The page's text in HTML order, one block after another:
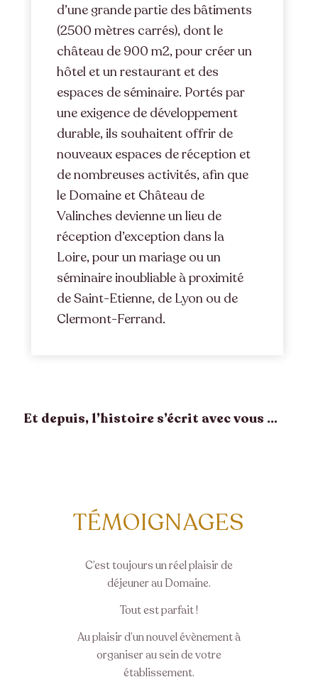
d’une grande partie des bâtiments
(2500 mètres carrés), dont le
château de 900 m2, pour créer un
hôtel et un restaurant et des
espaces de séminaire. Portés par
une exigence de développement
durable, ils souhaitent offrir de
nouveaux espaces de réception et
de nombreuses activités, afin que
le Domaine et Château de
Valinches devienne un lieu de
réception d’exception dans la
Loire, pour un mariage ou un
séminaire inoubliable à proximité
de Saint-Etienne, de Lyon ou de
Clermont-Ferrand.
Et depuis, l’histoire s’écrit avec vous …
TÉMOIGNAGES
C’est toujours un réel plaisir de
déjeuner au Domaine.
Tout est parfait !
Au plaisir d’un nouvel évènement à
organiser au sein de votre
établissement.